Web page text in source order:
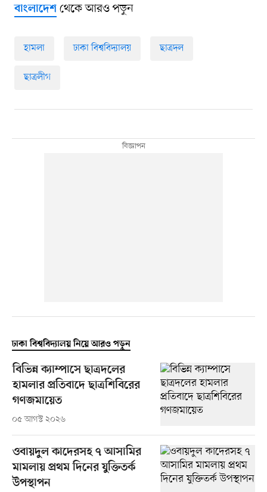
বাংলাদেশথেকে আরও পড়ুন
হামলা ঢাকা বিশ্ববিদ্যালয় ছাত্রদল
ছাত্রলীগ
ঢাকা বিশ্ববিদ্যালয় নিয়ে আরও পড়ুন
বিভিন্ন ক্যাম্পাসে ছাত্রদলের
হামলার প্রতিবাদে ছাত্রশিবিরের
গণজমায়েত
০৫ আগস্ট ২০২৬
ওবায়দুল কাদেরসহ ৭ আসামির
মামলায় প্রথম দিনের যুক্তিতর্ক
উপস্থাপন